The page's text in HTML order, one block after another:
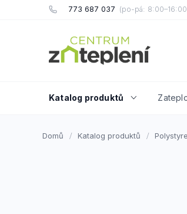
773 687 037
Katalog produktů
Domů Katalog produktů